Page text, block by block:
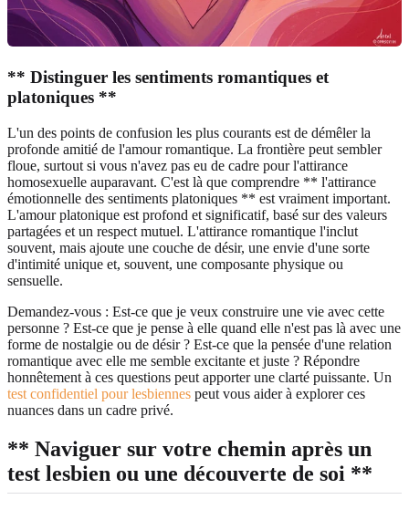
** Distinguer les sentiments romantiques et
platoniques **
L'un des points de confusion les plus courants est de démêler la
profonde amitié de l'amour romantique. La frontière peut sembler
floue, surtout si vous n'avez pas eu de cadre pour l'attirance
homosexuelle auparavant. C'est là que comprendre ** l'attirance
émotionnelle des sentiments platoniques ** est vraiment important.
L'amour platonique est profond et significatif, basé sur des valeurs
partagées et un respect mutuel. L'attirance romantique l'inclut
souvent, mais ajoute une couche de désir, une envie d'une sorte
d'intimité unique et, souvent, une composante physique ou
sensuelle.
Demandez-vous : Est-ce que je veux construire une vie avec cette
personne ? Est-ce que je pense à elle quand elle n'est pas là avec une
forme de nostalgie ou de désir ? Est-ce que la pensée d'une relation
romantique avec elle me semble excitante et juste ? Répondre
honnêtement à ces questions peut apporter une clarté puissante. Un
test confidentiel pour lesbiennes peut vous aider à explorer ces
nuances dans un cadre privé.
** Naviguer sur votre chemin après un
test lesbien ou une découverte de soi **